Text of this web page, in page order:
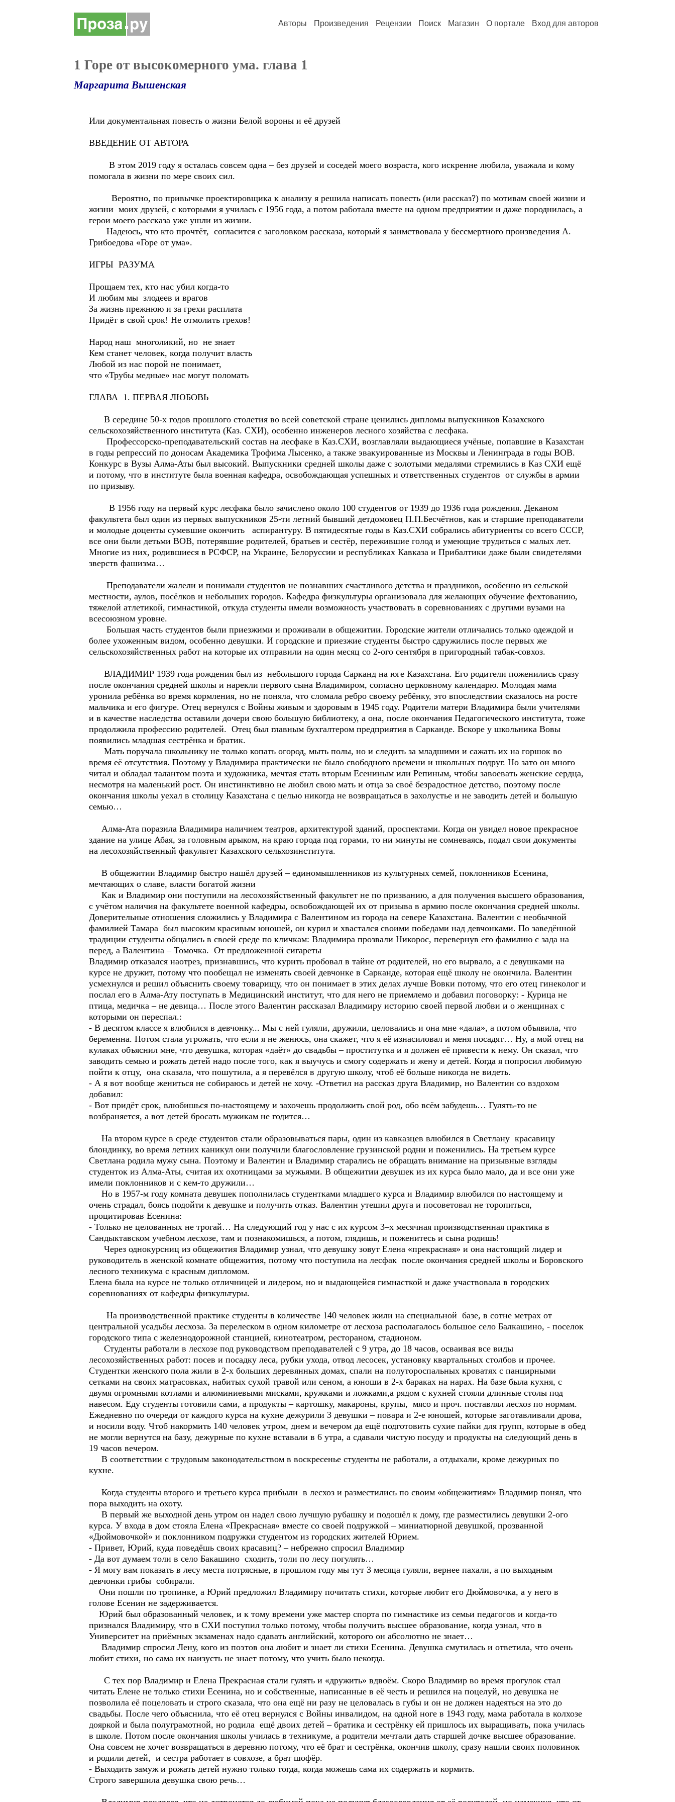
Авторы Произведения Рецензии Поиск Магазин О портале Вход для авторов
1 Горе от высокомерного ума. глава 1
Маргарита Вышенская
Или документальная повесть о жизни Белой вороны и её друзей
ВВЕДЕНИЕ ОТ АВТОРА
В этом 2019 году я осталась совсем одна – без друзей и соседей моего возраста, кого искренне любила, уважала и кому
помогала в жизни по мере своих сил.
Вероятно, по привычке проектировщика к анализу я решила написать повесть (или рассказ?) по мотивам своей жизни и
жизни моих друзей, с которыми я училась с 1956 года, а потом работала вместе на одном предприятии и даже породнилась, а
герои моего рассказа уже ушли из жизни.
Надеюсь, что кто прочтёт, согласится с заголовком рассказа, который я заимствовала у бессмертного произведения А.
Грибоедова «Горе от ума».
ИГРЫ РАЗУМА
Прощаем тех, кто нас убил когда-то
И любим мы злодеев и врагов
За жизнь прежнюю и за грехи расплата
Придёт в свой срок! Не отмолить грехов!
Народ наш многоликий, но не знает
Кем станет человек, когда получит власть
Любой из нас порой не понимает,
что «Трубы медные» нас могут поломать
ГЛАВА 1. ПЕРВАЯ ЛЮБОВЬ
В середине 50-х годов прошлого столетия во всей советской стране ценились дипломы выпускников Казахского
сельскохозяйственного института (Каз. СХИ), особенно инженеров лесного хозяйства с лесфака.
Профессорско-преподавательский состав на лесфаке в Каз.СХИ, возглавляли выдающиеся учёные, попавшие в Казахстан
в годы репрессий по доносам Академика Трофима Лысенко, а также эвакуированные из Москвы и Ленинграда в годы ВОВ.
Конкурс в Вузы Алма-Аты был высокий. Выпускники средней школы даже с золотыми медалями стремились в Каз СХИ ещё
и потому, что в институте была военная кафедра, освобождающая успешных и ответственных студентов от службы в армии
по призыву.
В 1956 году на первый курс лесфака было зачислено около 100 студентов от 1939 до 1936 года рождения. Деканом
факультета был один из первых выпускников 25-ти летний бывший детдомовец П.П.Бесчётнов, как и старшие преподаватели
и молодые доценты сумевшие окончить аспирантуру. В пятидесятые годы в Каз.СХИ собрались абитуриенты со всего СССР,
все они были детьми ВОВ, потерявшие родителей, братьев и сестёр, пережившие голод и умеющие трудиться с малых лет.
Многие из них, родившиеся в РСФСР, на Украине, Белоруссии и республиках Кавказа и Прибалтики даже были свидетелями
зверств фашизма…
Преподаватели жалели и понимали студентов не познавших счастливого детства и праздников, особенно из сельской
местности, аулов, посёлков и небольших городов. Кафедра физкультуры организовала для желающих обучение фехтованию,
тяжелой атлетикой, гимнастикой, откуда студенты имели возможность участвовать в соревнованиях с другими вузами на
всесоюзном уровне.
Большая часть студентов были приезжими и проживали в общежитии. Городские жители отличались только одеждой и
более ухоженным видом, особенно девушки. И городские и приезжие студенты быстро сдружились после первых же
сельскохозяйственных работ на которые их отправили на один месяц со 2-ого сентября в пригородный табак-совхоз.
ВЛАДИМИР 1939 года рождения был из небольшого города Сарканд на юге Казахстана. Его родители поженились сразу
после окончания средней школы и нарекли первого сына Владимиром, согласно церковному календарю. Молодая мама
уронила ребёнка во время кормления, но не поняла, что сломала ребро своему ребёнку, это впоследствии сказалось на росте
мальчика и его фигуре. Отец вернулся с Войны живым и здоровым в 1945 году. Родители матери Владимира были учителями
и в качестве наследства оставили дочери свою большую библиотеку, а она, после окончания Педагогического института, тоже
продолжила профессию родителей. Отец был главным бухгалтером предприятия в Сарканде. Вскоре у школьника Вовы
появились младшая сестрёнка и братик.
Мать поручала школьнику не только копать огород, мыть полы, но и следить за младшими и сажать их на горшок во
время её отсутствия. Поэтому у Владимира практически не было свободного времени и школьных подруг. Но зато он много
читал и обладал талантом поэта и художника, мечтая стать вторым Есениным или Репиным, чтобы завоевать женские сердца,
несмотря на маленький рост. Он инстинктивно не любил свою мать и отца за своё безрадостное детство, поэтому после
окончания школы уехал в столицу Казахстана с целью никогда не возвращаться в захолустье и не заводить детей и большую
семью…
Алма-Ата поразила Владимира наличием театров, архитектурой зданий, проспектами. Когда он увидел новое прекрасное
здание на улице Абая, за головным арыком, на краю города под горами, то ни минуты не сомневаясь, подал свои документы
на лесохозяйственный факультет Казахского сельхозинститута.
В общежитии Владимир быстро нашёл друзей – единомышленников из культурных семей, поклонников Есенина,
мечтающих о славе, власти богатой жизни
Как и Владимир они поступили на лесохозяйственный факультет не по призванию, а для получения высшего образования,
с учётом наличия на факультете военной кафедры, освобождающей их от призыва в армию после окончания средней школы.
Доверительные отношения сложились у Владимира с Валентином из города на севере Казахстана. Валентин с необычной
фамилией Тамара был высоким красивым юношей, он курил и хвастался своими победами над девчонками. По заведённой
традиции студенты общались в своей среде по кличкам: Владимира прозвали Никорос, перевернув его фамилию с зада на
перед, а Валентина – Томочка. От предложенной сигареты
Владимир отказался наотрез, признавшись, что курить пробовал в тайне от родителей, но его вырвало, а с девушками на
курсе не дружит, потому что пообещал не изменять своей девчонке в Сарканде, которая ещё школу не окончила. Валентин
усмехнулся и решил объяснить своему товарищу, что он понимает в этих делах лучше Вовки потому, что его отец гинеколог и
послал его в Алма-Ату поступать в Медицинский институт, что для него не приемлемо и добавил поговорку: - Курица не
птица, медичка – не девица… После этого Валентин рассказал Владимиру историю своей первой любви и о женщинах с
которыми он переспал.:
- В десятом классе я влюбился в девчонку... Мы с ней гуляли, дружили, целовались и она мне «дала», а потом объявила, что
беременна. Потом стала угрожать, что если я не женюсь, она скажет, что я её изнасиловал и меня посадят… Ну, а мой отец на
кулаках объяснил мне, что девушка, которая «даёт» до свадьбы – проститутка и я должен её привести к нему. Он сказал, что
заводить семью и рожать детей надо после того, как я выучусь и смогу содержать и жену и детей. Когда я попросил любимую
пойти к отцу, она сказала, что пошутила, а я перевёлся в другую школу, чтоб её больше никогда не видеть.
- А я вот вообще жениться не собираюсь и детей не хочу. -Ответил на рассказ друга Владимир, но Валентин со вздохом
добавил:
- Вот придёт срок, влюбишься по-настоящему и захочешь продолжить свой род, обо всём забудешь… Гулять-то не
возбраняется, а вот детей бросать мужикам не годится…
На втором курсе в среде студентов стали образовываться пары, один из кавказцев влюбился в Светлану красавицу
блондинку, во время летних каникул они получили благословление грузинской родни и поженились. На третьем курсе
Светлана родила мужу сына. Поэтому и Валентин и Владимир старались не обращать внимание на призывные взгляды
студенток из Алма-Аты, считая их охотницами за мужьями. В общежитии девушек из их курса было мало, да и все они уже
имели поклонников и с кем-то дружили…
Но в 1957-м году комната девушек пополнилась студентками младшего курса и Владимир влюбился по настоящему и
очень страдал, боясь подойти к девушке и получить отказ. Валентин утешил друга и посоветовал не торопиться,
процитировав Есенина:
- Только не целованных не трогай… На следующий год у нас с их курсом 3–х месячная производственная практика в
Сандыктавском учебном лесхозе, там и познакомишься, а потом, глядишь, и поженитесь и сына родишь!
Через однокурсниц из общежития Владимир узнал, что девушку зовут Елена «прекрасная» и она настоящий лидер и
руководитель в женской комнате общежития, потому что поступила на лесфак после окончания средней школы и Боровского
лесного техникума с красным дипломом.
Елена была на курсе не только отличницей и лидером, но и выдающейся гимнасткой и даже участвовала в городских
соревнованиях от кафедры физкультуры.
На производственной практике студенты в количестве 140 человек жили на специальной базе, в сотне метрах от
центральной усадьбы лесхоза. За перелеском в одном километре от лесхоза располагалось большое село Балкашино, - поселок
городского типа с железнодорожной станцией, кинотеатром, рестораном, стадионом.
Студенты работали в лесхозе под руководством преподавателей с 9 утра, до 18 часов, осваивая все виды
лесохозяйственных работ: посев и посадку леса, рубки ухода, отвод лесосек, установку квартальных столбов и прочее.
Студентки женского пола жили в 2-х больших деревянных домах, спали на полутороспальных кроватях с панцирными
сетками на своих матрасовках, набитых сухой травой или сеном, а юноши в 2-х бараках на нарах. На базе была кухня, с
двумя огромными котлами и алюминиевыми мисками, кружками и ложками,а рядом с кухней стояли длинные столы под
навесом. Еду студенты готовили сами, а продукты – картошку, макароны, крупы, мясо и проч. поставлял лесхоз по нормам.
Ежедневно по очереди от каждого курса на кухне дежурили 3 девушки – повара и 2-е юношей, которые заготавливали дрова,
и носили воду. Чтоб накормить 140 человек утром, днем и вечером да ещё подготовить сухие пайки для групп, которые в обед
не могли вернутся на базу, дежурные по кухне вставали в 6 утра, а сдавали чистую посуду и продукты на следующий день в
19 часов вечером.
В соответствии с трудовым законодательством в воскресенье студенты не работали, а отдыхали, кроме дежурных по
кухне.
Когда студенты второго и третьего курса прибыли в лесхоз и разместились по своим «общежитиям» Владимир понял, что
пора выходить на охоту.
В первый же выходной день утром он надел свою лучшую рубашку и подошёл к дому, где разместились девушки 2-ого
курса. У входа в дом стояла Елена «Прекрасная» вместе со своей подружкой – миниатюрной девушкой, прозванной
«Дюймовочкой» и поклонником подружки студентом из городских жителей Юрием.
- Привет, Юрий, куда поведёшь своих красавиц? – небрежно спросил Владимир
- Да вот думаем толи в село Бакашино сходить, толи по лесу погулять…
- Я могу вам показать в лесу места потрясные, в прошлом году мы тут 3 месяца гуляли, вернее пахали, а по выходным
девчонки грибы собирали.
Они пошли по тропинке, а Юрий предложил Владимиру почитать стихи, которые любит его Дюймовочка, а у него в
голове Есенин не задерживается.
Юрий был образованный человек, и к тому времени уже мастер спорта по гимнастике из семьи педагогов и когда-то
признался Владимиру, что в СХИ поступил только потому, чтобы получить высшее образование, когда узнал, что в
Университет на приёмных экзаменах надо сдавать английский, которого он абсолютно не знает…
Владимир спросил Лену, кого из поэтов она любит и знает ли стихи Есенина. Девушка смутилась и ответила, что очень
любит стихи, но сама их наизусть не знает потому, что учить было некогда.
С тех пор Владимир и Елена Прекрасная стали гулять и «дружить» вдвоём. Скоро Владимир во время прогулок стал
читать Елене не только стихи Есенина, но и собственные, написанные в её честь и решился на поцелуй, но девушка не
позволила её поцеловать и строго сказала, что она ещё ни разу не целовалась в губы и он не должен надеяться на это до
свадьбы. После чего объяснила, что её отец вернулся с Войны инвалидом, на одной ноге в 1943 году, мама работала в колхозе
дояркой и была полуграмотной, но родила ещё двоих детей – братика и сестрёнку ей пришлось их выращивать, пока училась
в школе. Потом после окончания школы училась в техникуме, а родители мечтали дать старшей дочке высшее образование.
Она совсем не хочет возвращаться в деревню потому, что её брат и сестрёнка, окончив школу, сразу нашли своих половинок
и родили детей, и сестра работает в совхозе, а брат шофёр.
- Выходить замуж и рожать детей нужно только тогда, когда можешь сама их содержать и кормить.
Строго завершила девушка свою речь…